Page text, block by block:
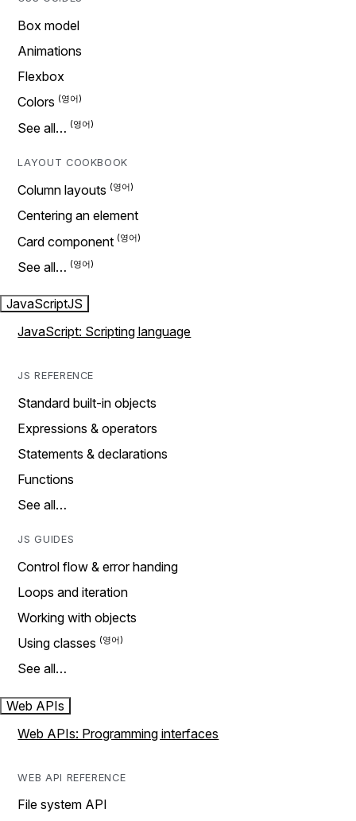
Box model
Animations
Flexbox
Colors
See all…
LAYOUT COOKBOOK
Column layouts
Centering an element
Card component
See all…
JavaScriptJS
JavaScript: Scripting language
JS REFERENCE
Standard built-in objects
Expressions & operators
Statements & declarations
Functions
See all…
JS GUIDES
Control flow & error handing
Loops and iteration
Working with objects
Using classes
See all…
Web APIs
Web APIs: Programming interfaces
WEB API REFERENCE
File system API